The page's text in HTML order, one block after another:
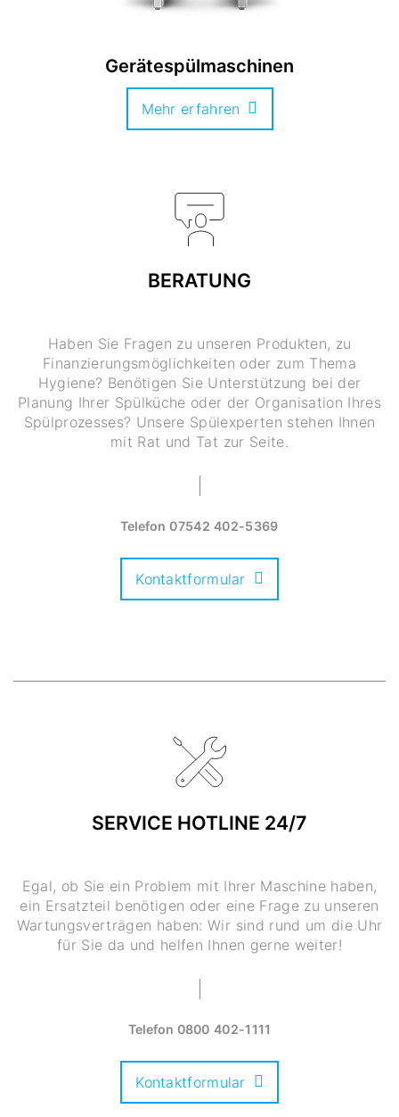
Gerätespülmaschinen
Mehr erfahren
BERATUNG
Haben Sie Fragen zu unseren Produkten, zu
Finanzierungsmöglichkeiten oder zum Thema
Hygiene? Benötigen Sie Unterstützung bei der
Planung Ihrer Spülküche oder der Organisation Ihres
Spülprozesses? Unsere Spülexperten stehen Ihnen
mit Rat und Tat zur Seite.
Telefon07542 402-5369
Kontaktformular
SERVICE HOTLINE 24/7
Egal, ob Sie ein Problem mit Ihrer Maschine haben,
ein Ersatzteil benötigen oder eine Frage zu unseren
Wartungsverträgen haben: Wir sind rund um die Uhr
für Sie da und helfen Ihnen gerne weiter!
Telefon 0800 402-1111
Kontaktformular